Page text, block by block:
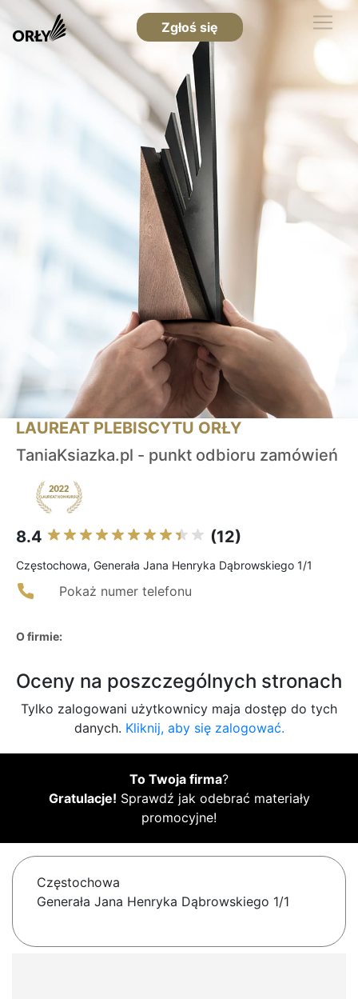
Zgłoś się
LAUREAT PLEBISCYTU ORŁY
TaniaKsiazka.pl - punkt odbioru zamówień
8.4 (12)
Częstochowa, Generała Jana Henryka Dąbrowskiego 1/1
Pokaż numer telefonu
O firmie:
Oceny na poszczególnych stronach
Tylko zalogowani użytkownicy maja dostęp do tych
danych. Kliknij, aby się zalogować.
To Twoja firma?
Gratulacje! Sprawdź jak odebrać materiały
promocyjne!
Częstochowa
Generała Jana Henryka Dąbrowskiego 1/1